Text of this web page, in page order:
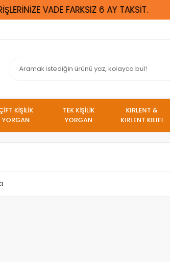
VADE FARKSIZ 6 AY TAKSİT.
KİŞİLİK
YORGAN
TEK KİŞİLİK
YORGAN
KIRLENT &
KIRLENT KILIFI